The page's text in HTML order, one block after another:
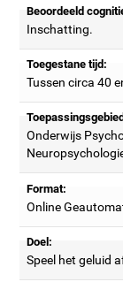
Beoordeeld
Inschatting.
Toegestane tijd:
Tussen circa 40
Onderwijs
Format:
Online
Doel:
Speel het geluid